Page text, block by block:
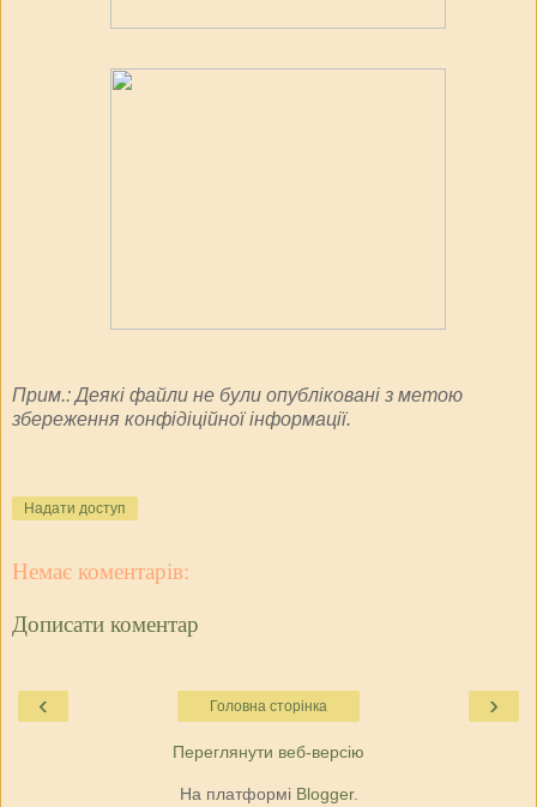
Прим.: Деякі файли не були опубліковані з метою
збереження конфідіційної інформації.
Надати доступ
Немає коментарів:
Дописати коментар
‹ ›
Головна сторінка
Переглянути веб-версію
На платформі Blogger.